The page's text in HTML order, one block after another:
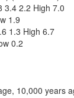
2.2 High 7.0
1.9
1.3 High 6.7
0.2
10,000 years